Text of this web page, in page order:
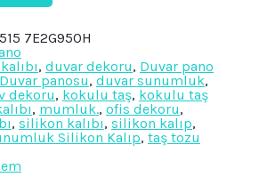
7E2G950H
, duvar dekoru, Duvar pano
Duvar panosu, duvar sunumluk,
dekoru, kokulu taş, kokulu taş
, mumluk., ofis dekoru,
, silikon kalıbı, silikon kalıp,
Silikon Kalıp, taş tozu